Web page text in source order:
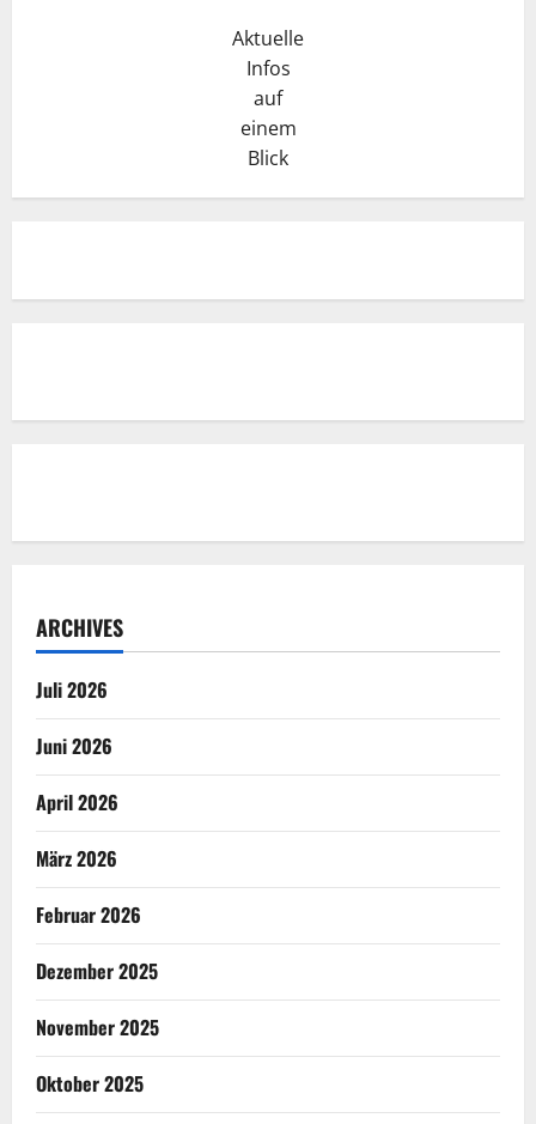
Aktuelle
Infos
auf
einem
Blick
ARCHIVES
Juli 2026
Juni 2026
April 2026
März 2026
Februar 2026
Dezember 2025
November 2025
Oktober 2025